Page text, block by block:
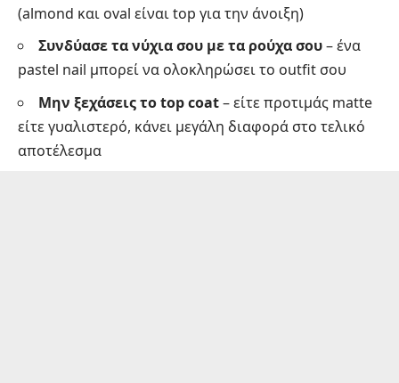
(almond και oval είναι top για την άνοιξη)
Συνδύασε τα νύχια σου με τα ρούχα σου– ένα
pastel nail μπορεί να ολοκληρώσει το outfit σου
Μην ξεχάσεις το top coat– είτε προτιμάς matte
είτε γυαλιστερό, κάνει μεγάλη διαφορά στο τελικό
αποτέλεσμα